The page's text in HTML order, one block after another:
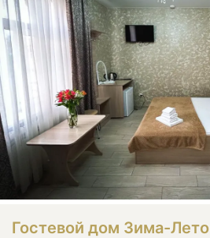
Гостевой дом Зима-Лето